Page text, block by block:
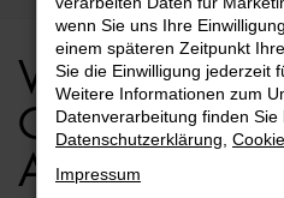
VW Crafter
Angebote
wenn Sie uns Ihre
einem späteren Zeitpunkt
Sie die Einwilligung jederzeit
Weitere Informationen zum
Datenverarbeitung finden Sie
Datenschutzerklärung
Impressum